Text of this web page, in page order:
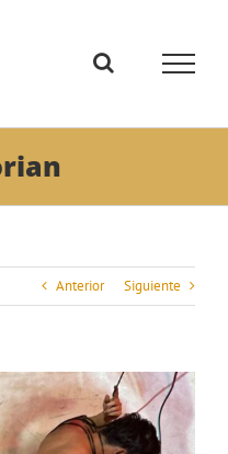
Anterior Siguiente